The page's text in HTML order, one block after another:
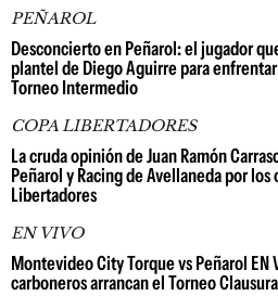
PEÑAROL
Desconcierto en Peñarol: el jugador
plantel de Diego Aguirre para
Torneo Intermedio
COPA LIBERTADORES
La cruda opinión de Juan Ramón
Peñarol y Racing de Avellaneda por
Libertadores
EN VIVO
Montevideo City Torque vs Peñarol EN
carboneros arrancan el Torneo